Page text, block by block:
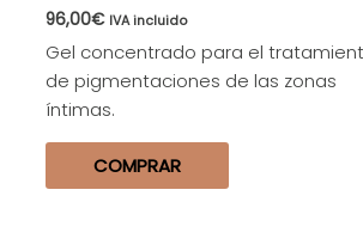
96,00€ IVA incluido
Gel concentrado para el
de pigmentaciones de las zonas
íntimas.
COMPRAR